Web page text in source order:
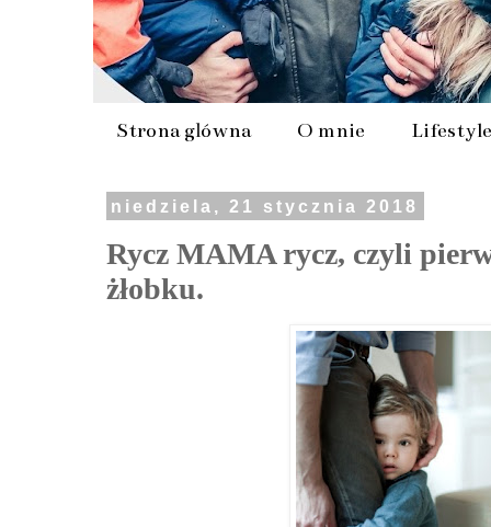
Strona główna O mnie Lifestyle
niedziela, 21 stycznia 2018
Rycz MAMA rycz, czyli
żłobku.